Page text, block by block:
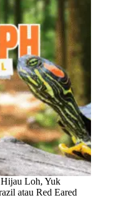
Loh, Yuk
atau Red Eared